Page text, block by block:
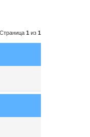
1 из 1